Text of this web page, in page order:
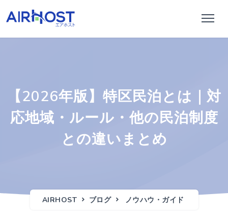
【2026年版】特区民泊とは｜対
応地域・ルール・他の民泊制度
との違いまとめ
AIRHOST ブログ ノウハウ・ガイド